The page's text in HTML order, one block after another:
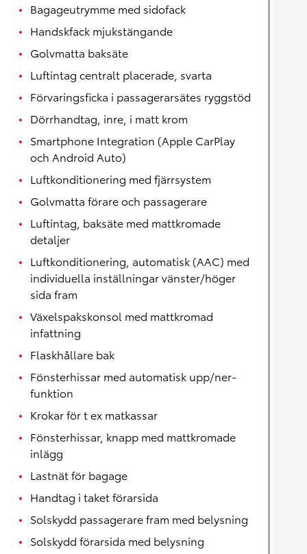
Bagageutrymme med sidofack
Handskfack mjukstängande
Golvmatta baksäte
Luftintag centralt placerade, svarta
Förvaringsficka i passagerarsätes ryggstöd
Dörrhandtag, inre, i matt krom
Smartphone Integration (Apple CarPlay
och Android Auto)
Luftkonditionering med fjärrsystem
Golvmatta förare och passagerare
Luftintag, baksäte med mattkromade
detaljer
Luftkonditionering, automatisk (AAC) med
individuella inställningar vänster/höger
sida fram
Växelspakskonsol med mattkromad
infattning
Flaskhållare bak
Fönsterhissar med automatisk upp/ner-
funktion
Krokar för t ex matkassar
Fönsterhissar, knapp med mattkromade
inlägg
Lastnät för bagage
Handtag i taket förarsida
Solskydd passagerare fram med belysning
Solskydd förarsida med belysning